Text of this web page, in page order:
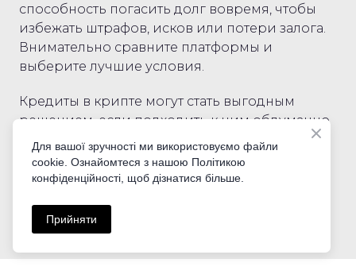
способность погасить долг вовремя, чтобы
избежать штрафов, исков или потери залога.
Внимательно сравните платформы и
выберите лучшие условия.
Кредиты в крипте могут стать выгодным
решением, если подходить к ним обдуманно
и не брать больше, чем можете вернуть. Это
современный инструмент, который работает
для вас, если использовать его разумно.
Для вашої зручності ми використовуємо файли
cookie. Ознайомтеся з нашою Політикою
конфіденційності, щоб дізнатися більше.
Прийняти